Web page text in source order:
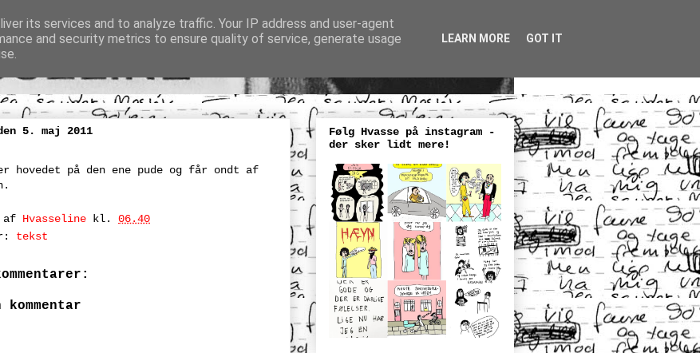
5. maj 2011
hovedet på den ene pude og får ondt af
af Hvasseline kl. 06.40
tekst
kommentar
Følg Hvasse på instagram -
der sker lidt mere!
its services and to analyze traffic. Your IP address and user-agent
and security metrics to ensure quality of service, generate usage
LEARN MORE GOT IT